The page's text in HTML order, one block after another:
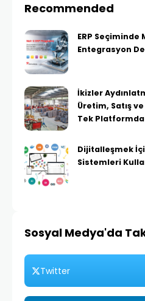
Recommended
ERP Seçiminde
Entegrasyon
İkizler
Üretim, Satış
Tek
Dijitalleşmek
Sistemleri
Sosyal Medya'da
Twitter